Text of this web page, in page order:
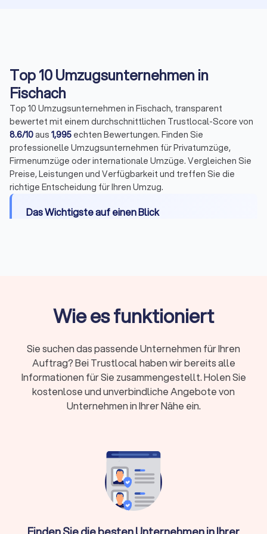
Top 10 Umzugsunternehmen in
Fischach
Top 10 Umzugsunternehmen in Fischach, transparent
bewertet mit einem durchschnittlichen Trustlocal-Score von
8.6/10aus 1,995 echten Bewertungen. Finden Sie
professionelle Umzugsunternehmen für Privatumzüge,
Firmenumzüge oder internationale Umzüge. Vergleichen Sie
Preise, Leistungen und Verfügbarkeit und treffen Sie die
richtige Entscheidung für Ihren Umzug.
Das Wichtigste auf einen Blick
50-100 €/Stunde
Stundenlohn bei kleineren, flexiblen Umzügen
Zusatzkosten:Lange Tragewege, Etagen ohne
Aufzug, Wochenend- und Feiertagszuschläge,
Spezialtransporte
Kurzfristige Buchung:Oft ab 48-72 Stunden
Trustlocal hilft: Vergleichen Sie bis zu vier
Angebote, prüfen Sie Bewertungen und buchen
Wie es funktioniert
Sie suchen das passende Unternehmen für Ihren
Auftrag? Bei Trustlocal haben wir bereits alle
Informationen für Sie zusammengestellt. Holen Sie
kostenlose und unverbindliche Angebote von
Unternehmen in Ihrer Nähe ein.